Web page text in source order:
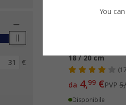
€
18 / 20 cm
da 4,99 €PVP5,
Disponibile
You